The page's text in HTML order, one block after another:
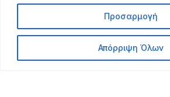
Προσαρμογή
Απόρριψη Όλων
Προϊόντα
Τρόποι Αποστολής